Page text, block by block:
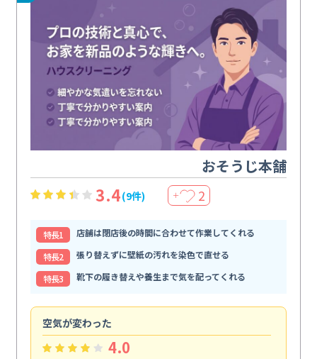
おそうじ本舗
3.4(9件) ＋ 2
特⻑1
店舗は閉店後の時間に合わせて作業してくれる
特⻑2
張り替えずに壁紙の汚れを染色で直せる
特⻑3
靴下の履き替えや養生まで気を配ってくれる
空気が変わった
4.0